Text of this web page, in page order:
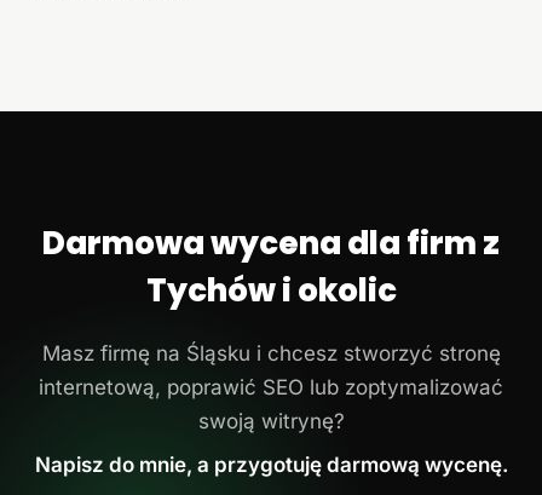
Darmowa wycena dla firm z
Tychów i okolic
Masz firmę na Śląsku i chcesz stworzyć stronę
internetową, poprawić SEO lub zoptymalizować
swoją witrynę?
Napisz do mnie, a przygotuję darmową wycenę.